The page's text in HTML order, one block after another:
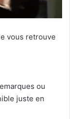
vous retrouve
ou
juste en